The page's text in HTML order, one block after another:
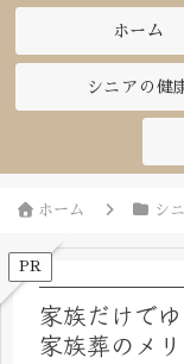
ホーム
シニアの健
ホーム シ
PR
家族だけで
家族葬のメ